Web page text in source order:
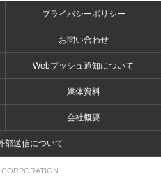
プライバシーポリシー
お問い合わせ
Webプッシュ通知について
媒体資料
会社概要
部送信について